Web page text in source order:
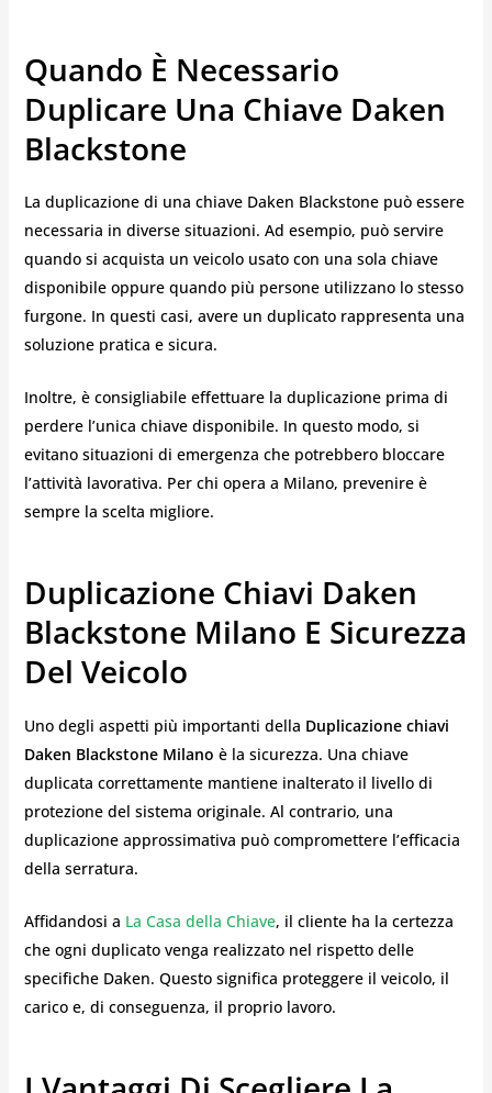
Quando È Necessario
Duplicare Una Chiave Daken
Blackstone
La duplicazione di una chiave Daken Blackstone può essere
necessaria in diverse situazioni. Ad esempio, può servire
quando si acquista un veicolo usato con una sola chiave
disponibile oppure quando più persone utilizzano lo stesso
furgone. In questi casi, avere un duplicato rappresenta una
soluzione pratica e sicura.
Inoltre, è consigliabile effettuare la duplicazione prima di
perdere l’unica chiave disponibile. In questo modo, si
evitano situazioni di emergenza che potrebbero bloccare
l’attività lavorativa. Per chi opera a Milano, prevenire è
sempre la scelta migliore.
Duplicazione Chiavi Daken
Blackstone Milano E Sicurezza
Del Veicolo
Uno degli aspetti più importanti della Duplicazione chiavi
Daken Blackstone Milano è la sicurezza. Una chiave
duplicata correttamente mantiene inalterato il livello di
protezione del sistema originale. Al contrario, una
duplicazione approssimativa può compromettere l’efficacia
della serratura.
Affidandosi a La Casa della Chiave, il cliente ha la certezza
che ogni duplicato venga realizzato nel rispetto delle
specifiche Daken. Questo significa proteggere il veicolo, il
carico e, di conseguenza, il proprio lavoro.